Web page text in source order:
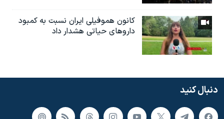
کانون هموفیلی ایران نسبت به کمبود
داروهای حیاتی هشدار داد
دنبال کنید